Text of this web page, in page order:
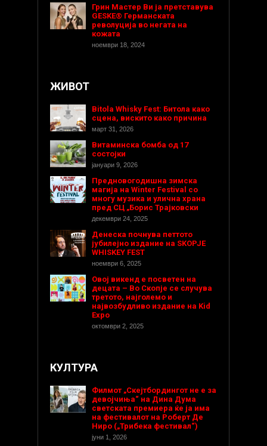
Грин Мастер Ви ја претставува
GESKE® Германската
револуција во негата на
кожата
ноември 18, 2024
ЖИВОТ
Bitola Whisky Fest: Битола како
сцена, вискито како причина
март 31, 2026
Витаминска бомба од 17
состојки
јануари 9, 2026
Предновогодишнa зимска
магија на Winter Festival со
многу музика и улична храна
пред СЦ „Борис Трајковски
декември 24, 2025
Денеска почнува петтото
јубилејно издание на SKOPJE
WHISKEY FEST
ноември 6, 2025
Овој викенд е посветен на
децата – Во Скопје се случува
третото, најголемо и
највозбудливо издание на Kid
Expo
октомври 2, 2025
КУЛТУРА
Филмот „Скејтбордингот не е за
девојчиња“ на Дина Дума
светската премиера ќе ја има
на фестивалот на Роберт Де
Ниро („Трибека фестивал“)
јуни 1, 2026